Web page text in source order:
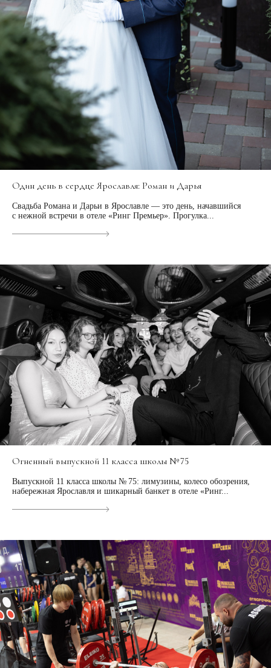
Один день в сердце Ярославля: Роман и Дарья
Свадьба Романа и Дарьи в Ярославле — это день, начавшийся
с нежной встречи в отеле «Ринг Премьер». Прогулка...
Огненный выпускной 11 класса школы № 75
Выпускной 11 класса школы № 75: лимузины, колесо обозрения,
набережная Ярославля и шикарный банкет в отеле «Ринг...